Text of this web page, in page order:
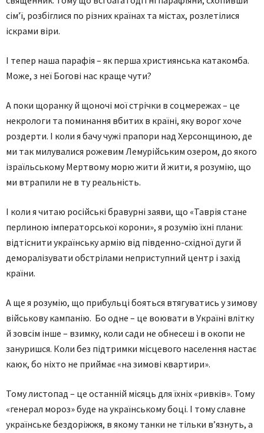
сім’ї, розбіглися по різних країнах та містах, розлетілися
іскрами віри.
І тепер наша парафія – як перша християнська катакомба.
Може, з неї Богові нас краще чути?
А поки щоранку й щоночі мої стрічки в соцмережах – це
некрологи та поминання вбитих в країні, яку ворог хоче
роздерти. І коли я бачу чужі прапори над Херсонщиною, де
ми так милувалися рожевим Лемурійським озером, до якого
ізраїльському Мертвому морю жити й жити, я розумію, що
ми втрапили не в ту реальність.
І коли я читаю російські бравурні заяви, що «Таврія стане
перлиною імператорської корони», я розумію їхні плани:
відтіснити українську армію від південно-східної дуги й
деморалізувати обстрілами неприступний центр і захід
країни.
А ще я розумію, що прибульці бояться втягуватись у зимову
військову кампанію. Бо одне – це воювати в Україні влітку
й зовсім інше – взимку, коли сади не обнесеш і в окопи не
зануришся. Коли без підтримки місцевого населення настає
каюк, бо ніхто не приймає «на зимові квартири».
Тому листопад – це останній місяць для їхніх «ривків». Тому
«генерал мороз» буде на українському боці. І тому славне
українське бездоріжжя, в якому танки не тільки в’язнуть, а